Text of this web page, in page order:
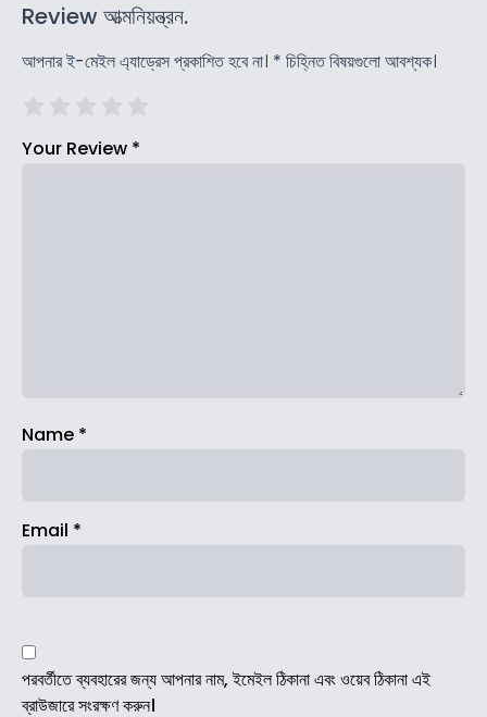
Review আত্মনিয়ন্ত্রন.
আপনার ই-মেইল এ্যাড্রেস প্রকাশিত হবে না। * চিহ্নিত বিষয়গুলো আবশ্যক।
Your Review *
Name *
Email *
পরবর্তীতে ব্যবহারের জন্য আপনার নাম, ইমেইল ঠিকানা এবং ওয়েব ঠিকানা এই
ব্রাউজারে সংরক্ষণ করুন।